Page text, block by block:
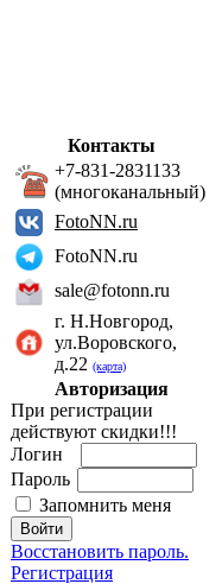
Контакты
+7-831-2831133
(многоканальный)
FotoNN.ru
FotoNN.ru
sale@fotonn.ru
г. Н.Новгород,
ул.Воровского,
д.22 (карта)
Авторизация
При регистрации
действуют скидки!!!
Логин
Пароль
Запомнить меня
Восстановить пароль.
Регистрация